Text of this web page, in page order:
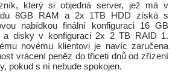
který si objedná server, jež má v
8GB RAM a 2x 1TB HDD získá s
nabídkou finální konfiguraci 16 GB
a disky v konfiguraci 2x 2 TB RAID 1.
novému klientovi je navíc zaručena
vrácení peněz do třiceti dnů od zřízení
pokud s ní nebude spokojen.